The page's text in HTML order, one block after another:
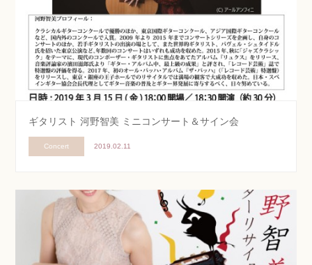
ギタリスト 河野智美 ミニコンサート＆サイン会
Concert 2019.02.11